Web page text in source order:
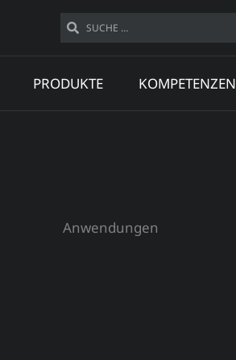
SucheSuche
PRODUKTE KOMPETENZEN
Anwendungen